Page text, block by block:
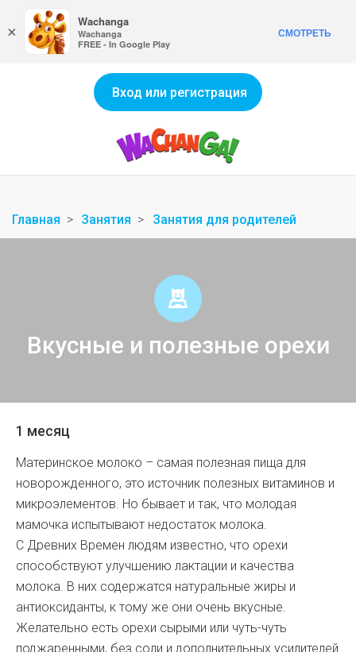
Вход или регистрация
Главная Занятия Занятия для родителей
Вкусные и полезные орехи
1 месяц
Материнское молоко – самая полезная пища для
новорожденного, это источник полезных витаминов и
микроэлементов. Но бывает и так, что молодая
мамочка испытывают недостаток молока.
С Древних Времен людям известно, что орехи
способствуют улучшению лактации и качества
молока. В них содержатся натуральные жиры и
антиоксиданты, к тому же они очень вкусные.
Желательно есть орехи сырыми или чуть-чуть
поджаренными, без соли и дополнительных усилителей
×
Wachanga
Wachanga
FREE - In Google Play
СМОТРЕТЬ